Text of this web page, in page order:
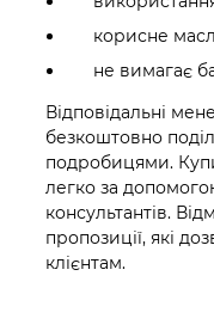
корисне
не вимагає
Відповідальні
безкоштовно
подробицями.
легко за
консультантів.
пропозиції, які
клієнтам.